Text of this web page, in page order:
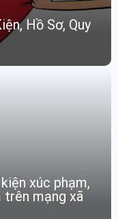
Hồ Sơ, Quy
xúc phạm,
trên mạng xã